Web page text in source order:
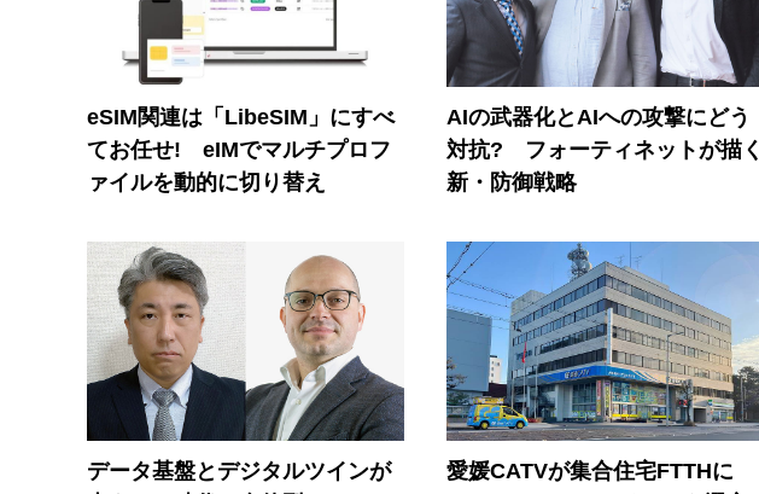
eSIM関連は「LibeSIM」にすべ
てお任せ! eIMでマルチプロフ
ァイルを動的に切り替え
AIの武器化とAIへの攻撃にどう
対抗? フォーティネットが描く
新・防御戦略
データ基盤とデジタルツインが
愛媛CATVが集合住宅FTTHに